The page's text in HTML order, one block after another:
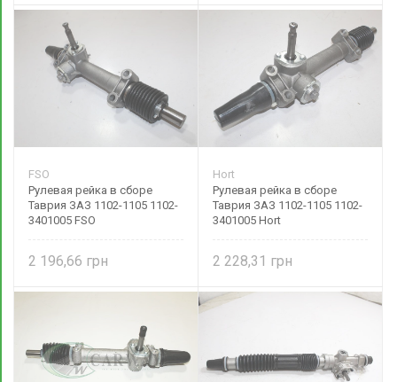
FSO
Рулевая рейка в сборе
Таврия ЗАЗ 1102-1105 1102-
3401005 FSO
2 196,66
Hort
Рулевая рейка в сборе
Таврия ЗАЗ 1102-1105 1102-
3401005 Hort
2 228,31